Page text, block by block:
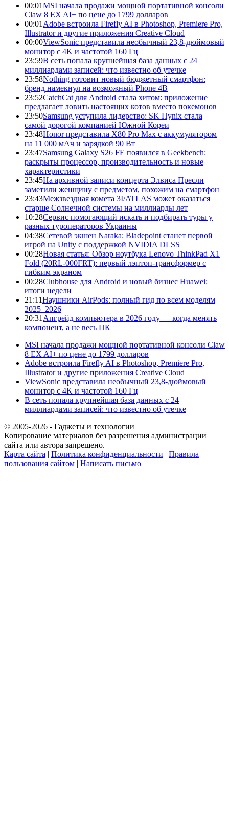
00:01MSI начала продажи мощной портативной консоли
Claw 8 EX AI+ по цене до 1799 долларов
00:01 Adobe встроила Firefly AI в Photoshop, Premiere Pro,
Illustrator и другие приложения Creative Cloud
00:00ViewSonic представила необычный 23,8-дюймовый
монитор с 4K и частотой 160 Гц
23:59В сеть попала крупнейшая база данных с 24
миллиардами записей: что известно об утечке
23:58Nothing готовит новый бюджетный смартфон:
бренд намекнул на возможный Phone 4B
23:52CatchCat для Android стала хитом: приложение
предлагает ловить настоящих котов вместо покемонов
23:50Samsung уступила лидерство: SK Hynix стала
самой дорогой компанией Южной Кореи
23:48Honor представила X80 Pro Max с аккумулятором
на 11 000 мАч и зарядкой 90 Вт
23:47Samsung Galaxy S26 FE появился в Geekbench:
раскрыты процессор, производительность и новые
характеристики
23:45На архивной записи концерта Элвиса Пресли
заметили женщину с предметом, похожим на смартфон
23:43Межзвездная комета 3I/ATLAS может оказаться
старше Солнечной системы на миллиарды лет
10:28Сервис помогающий искать и подбирать туры у
разных туроператоров Украины
04:38Сетевой экшен Naraka: Bladepoint станет первой
игрой на Unity с поддержкой NVIDIA DLSS
00:28Новая статья: Обзор ноутбука Lenovo ThinkPad X1
Fold (20RL-000FRT): первый лэптоп-трансформер с
гибким экраном
00:28Clubhouse для Android и новый бизнес Huawei:
итоги недели
21:11Наушники AirPods: полный гид по всем моделям
2025–2026
20:31 Апгрейд компьютера в 2026 году — когда менять
компонент, а не весь ПК
MSI начала продажи мощной портативной консоли Claw
8 EX AI+ по цене до 1799 долларов
Adobe встроила Firefly AI в Photoshop, Premiere Pro,
Illustrator и другие приложения Creative Cloud
ViewSonic представила необычный 23,8-дюймовый
монитор с 4K и частотой 160 Гц
В сеть попала крупнейшая база данных с 24
миллиардами записей: что известно об утечке
© 2005-2026 - Гаджеты и технологии
Копирование материалов без разрешения администрации
сайта или автора запрещено.
Карта сайта | Политика конфиденциальности | Правила
пользования сайтом | Написать письмо